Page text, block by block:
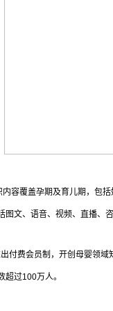
容覆盖孕期及育儿期，包
文、语音、视频、直播、
付费会员制，开创母婴领
过100万人。